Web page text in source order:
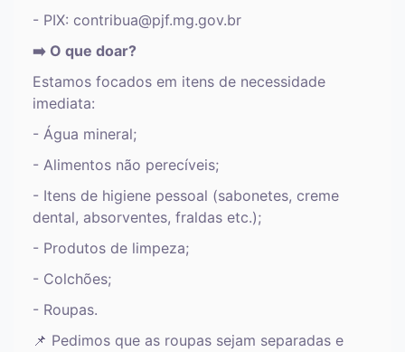
- PIX: contribua@pjf.mg.gov.br
➡️ O que doar?
Estamos focados em itens de necessidade
imediata:
- Água mineral;
- Alimentos não perecíveis;
- Itens de higiene pessoal (sabonetes, creme
dental, absorventes, fraldas etc.);
- Produtos de limpeza;
- Colchões;
- Roupas.
📌 Pedimos que as roupas sejam separadas e